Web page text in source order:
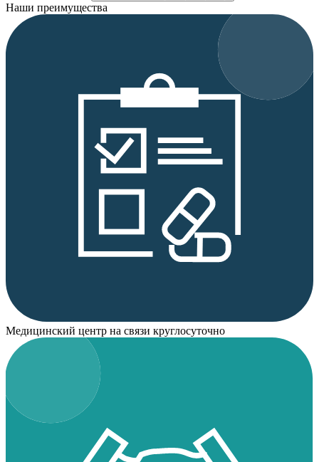
Наши преимущества
Медицинский центр на связи круглосуточно